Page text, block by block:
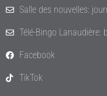
Salle des nouvelles:
Télé-Bingo Lanaudière:
Facebook
TikTok